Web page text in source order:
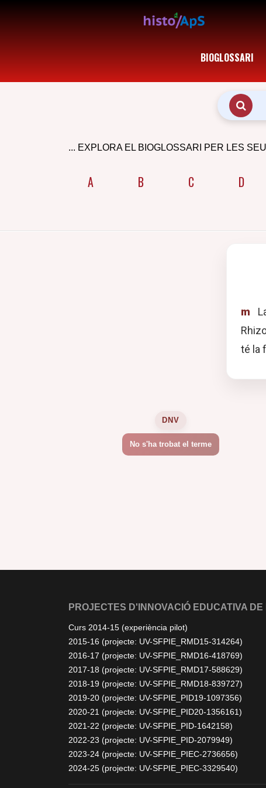
BIOGLOSSARI
... EXPLORA EL BIOGLOSSARI PER LES
A B C D
m
té la
DNV
No s'ha trobat el terme
PROJECTES D'INNOVACIÓ EDUCATIVA DE
Curs 2014-15 (experiència pilot)
2015-16 (projecte: UV-SFPIE_RMD15-314264)
2016-17 (projecte: UV-SFPIE_RMD16-418769)
2017-18 (projecte: UV-SFPIE_RMD17-588629)
2018-19 (projecte: UV-SFPIE_RMD18-839727)
2019-20 (projecte: UV-SFPIE_PID19-1097356)
2020-21 (projecte: UV-SFPIE_PID20-1356161)
2021-22 (projecte: UV-SFPIE_PID-1642158)
2022-23 (projecte: UV-SFPIE_PID-2079949)
2023-24 (projecte: UV-SFPIE_PIEC-2736656)
2024-25 (projecte: UV-SFPIE_PIEC-3329540)